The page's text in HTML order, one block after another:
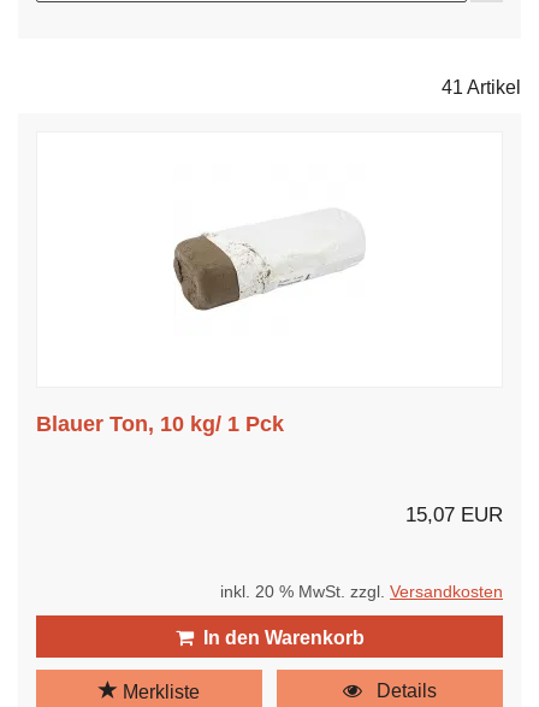
41 Artikel
Blauer Ton, 10 kg/ 1 Pck
15,07 EUR
inkl. 20 % MwSt. zzgl. Versandkosten
In den Warenkorb
Merkliste Details